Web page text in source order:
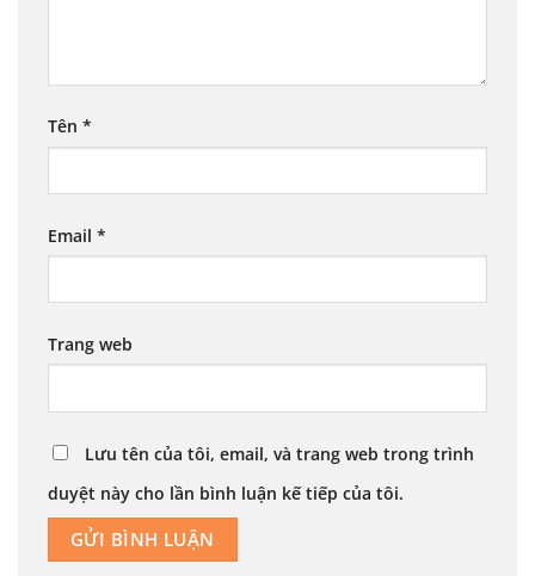
Tên *
Email *
Trang web
Lưu tên của tôi, email, và trang web trong trình
duyệt này cho lần bình luận kế tiếp của tôi.